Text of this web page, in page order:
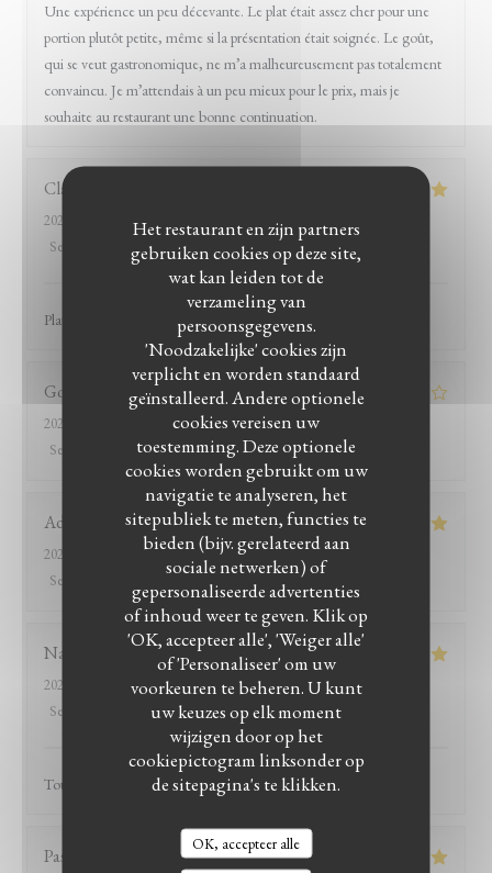
Het restaurant en zijn partners
gebruiken cookies op deze site,
wat kan leiden tot de
verzameling van
persoonsgegevens.
'Noodzakelijke' cookies zijn
verplicht en worden standaard
geïnstalleerd. Andere optionele
cookies vereisen uw
toestemming. Deze optionele
cookies worden gebruikt om uw
navigatie te analyseren, het
sitepubliek te meten, functies te
bieden (bijv. gerelateerd aan
sociale netwerken) of
gepersonaliseerde advertenties
of inhoud weer te geven. Klik op
'OK, accepteer alle', 'Weiger alle'
of 'Personaliseer' om uw
voorkeuren te beheren. U kunt
uw keuzes op elk moment
wijzigen door op het
cookiepictogram linksonder op
de sitepagina's te klikken.
OK, accepteer alle
Une expérience un peu décevante. Le plat était assez cher pour une
portion plutôt petite, même si la présentation était soignée. Le goût,
qui se veut gastronomique, ne m’a malheureusement pas totalement
convaincu. Je m’attendais à un peu mieux pour le prix, mais je
souhaite au restaurant une bonne continuation.
Claire
2026-07-18
- 20:30 - Gasten 2
Service
Atmosfeer: Keuken 5 Kwaliteit / Prijs
Plats copieux et savoureux Service attentionné
Goupillon
2026-07-04
- 12:30 - Gasten 3
Service
Atmosfeer: 3/5 Keuken:4/5 Kwaliteit / Prijs
Adina
2026-07-03
- 20:00 - Gasten 2
Service
/5 Keuken 5/5 Kwaliteit / Prijs
Natali
2026-06-18
- 19:30 - Gasten 3
Service
Atmosfeer: 5/5 Keuken: 5/5 Kwaliteit / Prijs
Toujours très bon Plats copieux et délicieux
Pascal